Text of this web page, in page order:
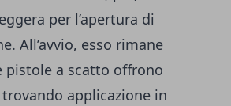
per l’apertura di
All’avvio, esso rimane
pistole a scatto offrono
applicazione in